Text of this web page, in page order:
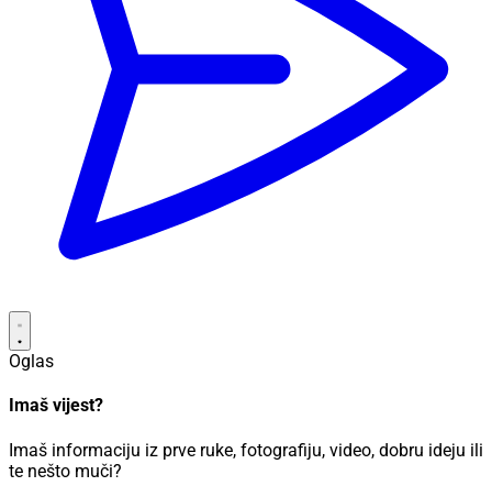
Oglas
Imaš vijest?
Imaš informaciju iz prve ruke, fotografiju, video, dobru ideju ili
te nešto muči?